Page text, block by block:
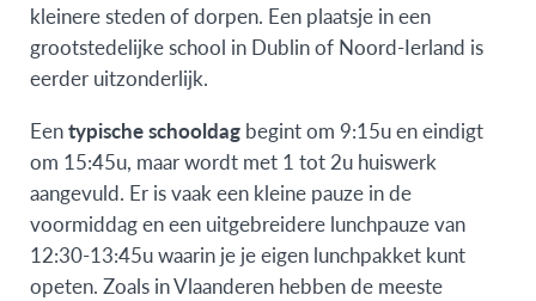
kleinere steden of dorpen. Een plaatsje in een
grootstedelijke school in Dublin of Noord-Ierland is
eerder uitzonderlijk.
Eentypische schooldag begint om 9:15u en eindigt
om 15:45u, maar wordt met 1 tot 2u huiswerk
aangevuld. Er is vaak een kleine pauze in de
voormiddag en een uitgebreidere lunchpauze van
12:30-13:45u waarin je je eigen lunchpakket kunt
opeten. Zoals in Vlaanderen hebben de meeste